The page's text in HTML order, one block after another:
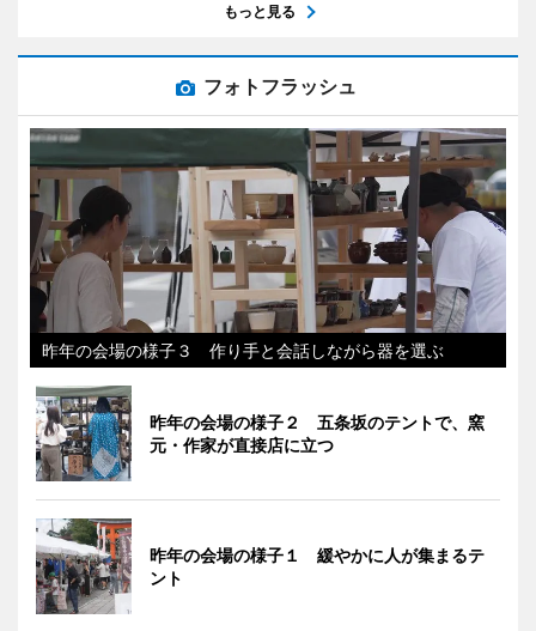
もっと見る
フォトフラッシュ
昨年の会場の様子３ 作り手と会話しながら器を選ぶ
昨年の会場の様子２ 五条坂のテントで、窯
元・作家が直接店に立つ
昨年の会場の様子１ 緩やかに人が集まるテ
ント